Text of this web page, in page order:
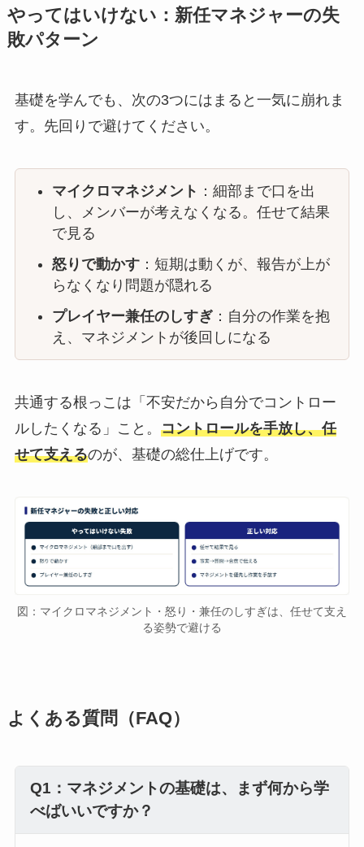
やってはいけない：新任マネジャーの失
敗パターン
基礎を学んでも、次の3つにはまると一気に崩れま
す。先回りで避けてください。
マイクロマネジメント ：細部まで口を出
し、メンバーが考えなくなる。任せて結果
で見る
怒りで動かす：短期は動くが、報告が上が
らなくなり問題が隠れる
プレイヤー兼任のしすぎ：自分の作業を抱
え、マネジメントが後回しになる
共通する根っこは「不安だから自分でコントロー
ルしたくなる」こと。 コントロールを手放し、任
せて支えるのが、基礎の総仕上げです。
図：マイクロマネジメント・怒り・兼任のしすぎは、任せて支え
る姿勢で避ける
よくある質問（FAQ）
Q1：マネジメントの基礎は、まず何から学
べばいいですか？